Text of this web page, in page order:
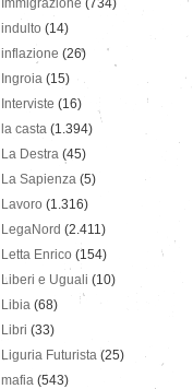
Immigrazione (734)
indulto (14)
inflazione (26)
Ingroia (15)
Interviste (16)
la casta (1.394)
La Destra (45)
La Sapienza (5)
Lavoro (1.316)
LegaNord (2.411)
Letta Enrico (154)
Liberi e Uguali (10)
Libia (68)
Libri (33)
Liguria Futurista (25)
mafia (543)